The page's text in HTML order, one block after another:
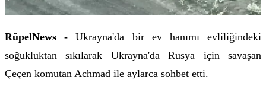
RûpelNews -
Ukrayna'da bir ev hanımı evliliğindeki
soğukluktan sıkılarak Ukrayna'da Rusya için savaşan
Çeçen komutan Achmad ile aylarca sohbet etti.